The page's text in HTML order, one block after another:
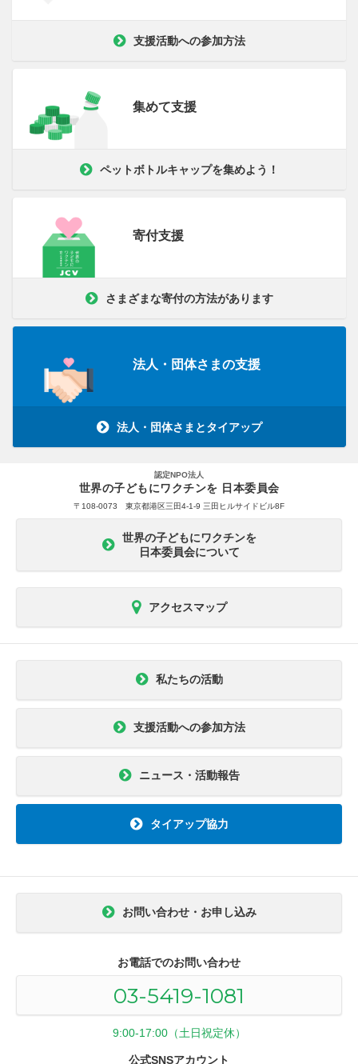
支援活動への参加方法
集めて支援
ペットボトルキャップを集めよう！
寄付支援
さまざまな寄付の方法があります
法人・団体さまの支援
法人・団体さまとタイアップ
認定NPO法人
世界の子どもにワクチンを 日本委員会
〒108-0073 東京都港区三田4-1-9 三田ヒルサイドビル8F
世界の子どもにワクチンを
日本委員会について
アクセスマップ
私たちの活動
支援活動への参加方法
ニュース・活動報告
タイアップ協力
お問い合わせ・お申し込み
お電話でのお問い合わせ
03-5419-1081
9:00-17:00（土日祝定休）
公式SNSアカウント